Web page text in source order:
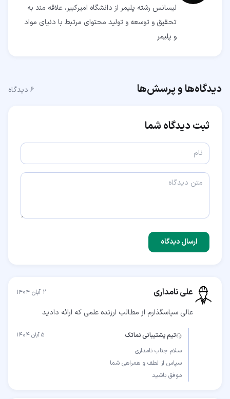
لیسانس رشته پلیمر از دانشگاه امیرکبیر، علاقه مند به
تحقیق و توسعه و تولید محتوای مرتبط با دنیای مواد
و پلیمر
دیدگاه‌ها و پرسش‌ها ۶ دیدگاه
ثبت دیدگاه شما
ارسال دیدگاه
علی نامداری ۲ آبان ۱۴۰۴
عالی سپاسگذارم از مطالب ارزنده علمی که ارائه دادید
تیم پشتیبانی نماتک ۵ آبان ۱۴۰۴
موفق باشید